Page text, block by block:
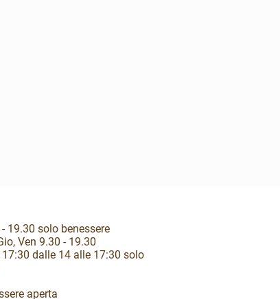
19.30 solo benessere
Ven 9.30 - 19.30
17:30 dalle 14 alle 17:30 solo
aperta